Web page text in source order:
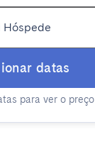
Hóspede
datas
para ver o preço